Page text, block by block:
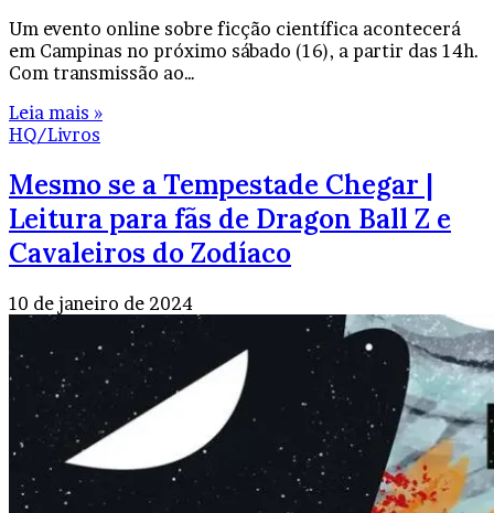
Um evento online sobre ficção científica acontecerá
em Campinas no próximo sábado (16), a partir das 14h.
Com transmissão ao…
Leia mais »
HQ/Livros
Mesmo se a Tempestade Chegar |
Leitura para fãs de Dragon Ball Z e
Cavaleiros do Zodíaco
10 de janeiro de 2024